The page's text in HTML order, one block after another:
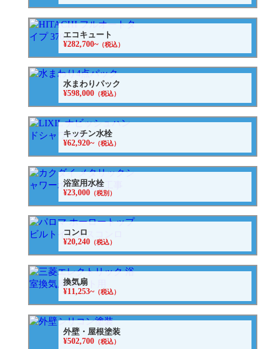
エコキュート
¥282,700~（税込）
水まわりパック
¥598,000 （税込）
キッチン水栓
¥62,920~（税込）
浴室用水栓
¥23,000 （税別）
コンロ
¥20,240 （税込）
換気扇
¥11,253~（税込）
外壁・屋根塗装
¥502,700 （税込）